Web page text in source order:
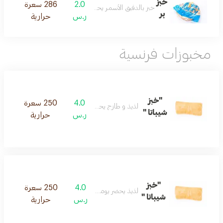
خبز
بر
خبز بالدقيق الأسمر يحضر يومياً
2.0
ر.س
286 سعرة
حرارية
مخبوزات فرنسية
"خبز
شيباتا "
لذيذ و طازج يحضر يومياً
4.0
ر.س
250 سعرة
حرارية
"خبز
شيباتا "
لذيذ يحضر يوميا طازج
4.0
ر.س
250 سعرة
حرارية